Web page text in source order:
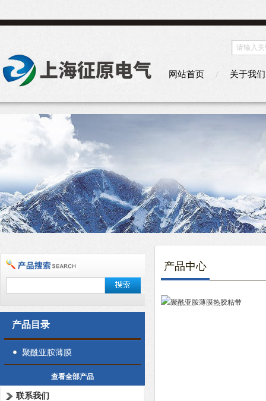
网站首页 关于我们
产品目录
聚酰亚胺薄膜
查看全部产品
联系我们
产品中心